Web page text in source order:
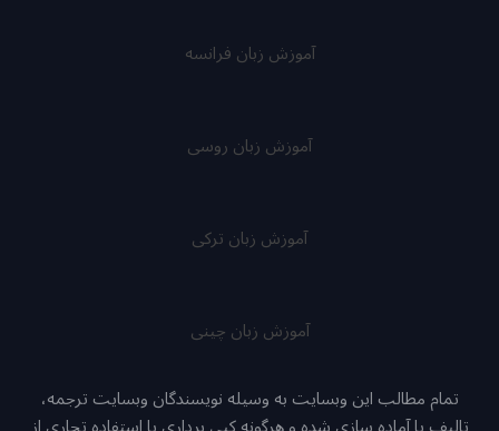
آموزش زبان فرانسه
آموزش زبان روسی
آموزش زبان ترکی
آموزش زبان چینی
تمام مطالب این وبسایت به وسیله نویسندگان وبسایت ترجمه،